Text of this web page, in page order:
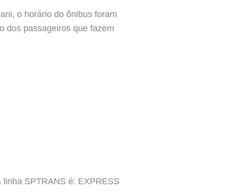
o horário do ônibus foram
dos passageiros que fazem
SPTRANS é: EXPRESS